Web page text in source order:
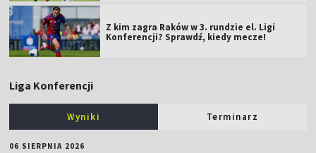
Z kim zagra Raków w 3. rundzie el. Ligi
Konferencji? Sprawdź, kiedy mecze!
Liga Konferencji
Wyniki Terminarz
06 SIERPNIA 2026